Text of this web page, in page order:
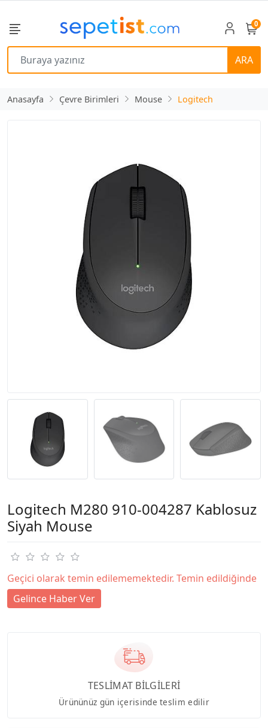
ARA
0
Anasayfa Çevre Birimleri Mouse Logitech
Logitech M280 910-004287 Kablosuz
Siyah Mouse
Geçici olarak temin edilememektedir. Temin edildiğinde
Gelince Haber Ver
TESLİMAT BİLGİLERİ
Ürününüz gün içerisinde teslim edilir